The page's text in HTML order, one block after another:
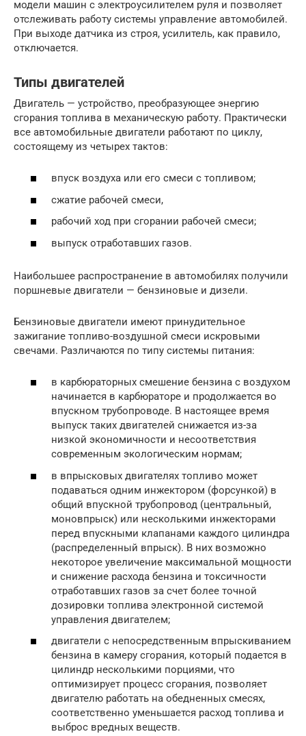
модели машин с электроусилителем руля и позволяет
отслеживать работу системы управление автомобилей.
При выходе датчика из строя, усилитель, как правило,
отключается.
Типы двигателей
Двигатель — устройство, преобразующее энергию
сгорания топлива в механическую работу. Практически
все автомобильные двигатели работают по циклу,
состоящему из четырех тактов:
впуск воздуха или его смеси с топливом;
сжатие рабочей смеси,
рабочий ход при сгорании рабочей смеси;
выпуск отработавших газов.
Наибольшее распространение в автомобилях получили
поршневые двигатели — бензиновые и дизели.
Бензиновые двигатели имеют принудительное
зажигание топливо-воздушной смеси искровыми
свечами. Различаются по типу системы питания:
в карбюраторных смешение бензина с воздухом
начинается в карбюраторе и продолжается во
впускном трубопроводе. В настоящее время
выпуск таких двигателей снижается из-за
низкой экономичности и несоответствия
современным экологическим нормам;
в впрысковых двигателях топливо может
подаваться одним инжектором (форсункой) в
общий впускной трубопровод (центральный,
моновпрыск) или несколькими инжекторами
перед впускными клапанами каждого цилиндра
(распределенный впрыск). В них возможно
некоторое увеличение максимальной мощности
и снижение расхода бензина и токсичности
отработавших газов за счет более точной
дозировки топлива электронной системой
управления двигателем;
двигатели с непосредственным впрыскиванием
бензина в камеру сгорания, который подается в
цилиндр несколькими порциями, что
оптимизирует процесс сгорания, позволяет
двигателю работать на обедненных смесях,
соответственно уменьшается расход топлива и
выброс вредных веществ.